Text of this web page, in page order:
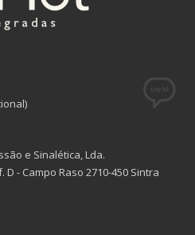
e Sinalética, Lda.
D - Campo Raso 2710-450 Sintra